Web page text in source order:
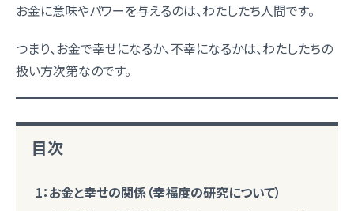
お金に意味やパワーを与えるのは、わたしたち人間です。
つまり、お金で幸せになるか、不幸になるかは、わたしたちの
扱い方次第なのです。
目次
1：お金と幸せの関係（幸福度の研究について）